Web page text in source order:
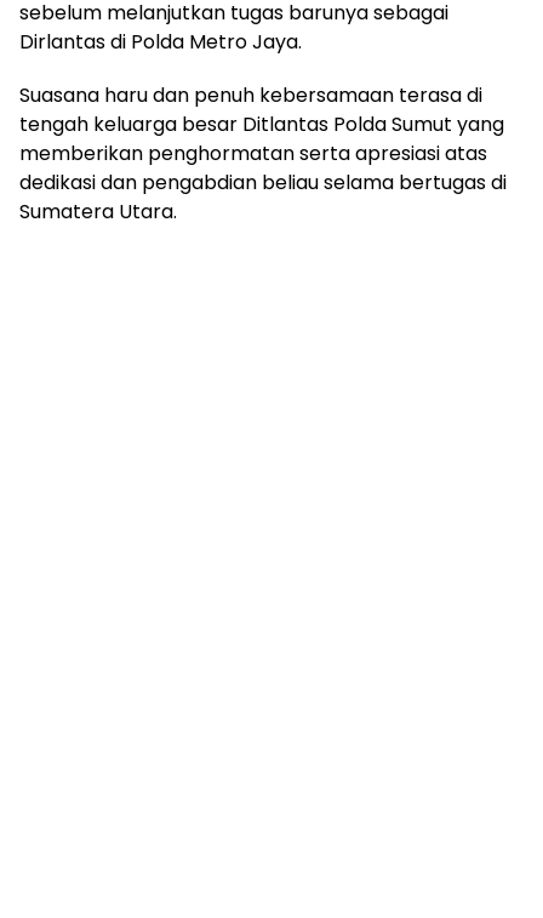
sebelum melanjutkan tugas barunya sebagai
Dirlantas di Polda Metro Jaya.
Suasana haru dan penuh kebersamaan terasa di
tengah keluarga besar Ditlantas Polda Sumut yang
memberikan penghormatan serta apresiasi atas
dedikasi dan pengabdian beliau selama bertugas di
Sumatera Utara.